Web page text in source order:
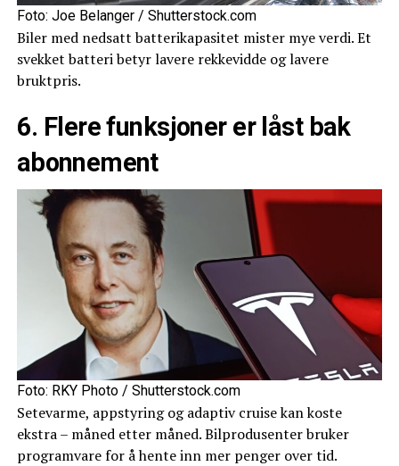
Foto: Joe Belanger / Shutterstock.com
Biler med nedsatt batterikapasitet mister mye verdi. Et
svekket batteri betyr lavere rekkevidde og lavere
bruktpris.
6. Flere funksjoner er låst bak
abonnement
Foto: RKY Photo / Shutterstock.com
Setevarme, appstyring og adaptiv cruise kan koste
ekstra – måned etter måned. Bilprodusenter bruker
programvare for å hente inn mer penger over tid.